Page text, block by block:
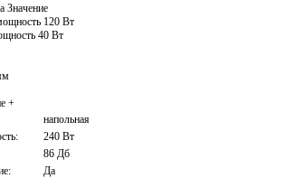
Значение
120 Вт
40 Вт
+
напольная
240 Вт
86 Дб
Да